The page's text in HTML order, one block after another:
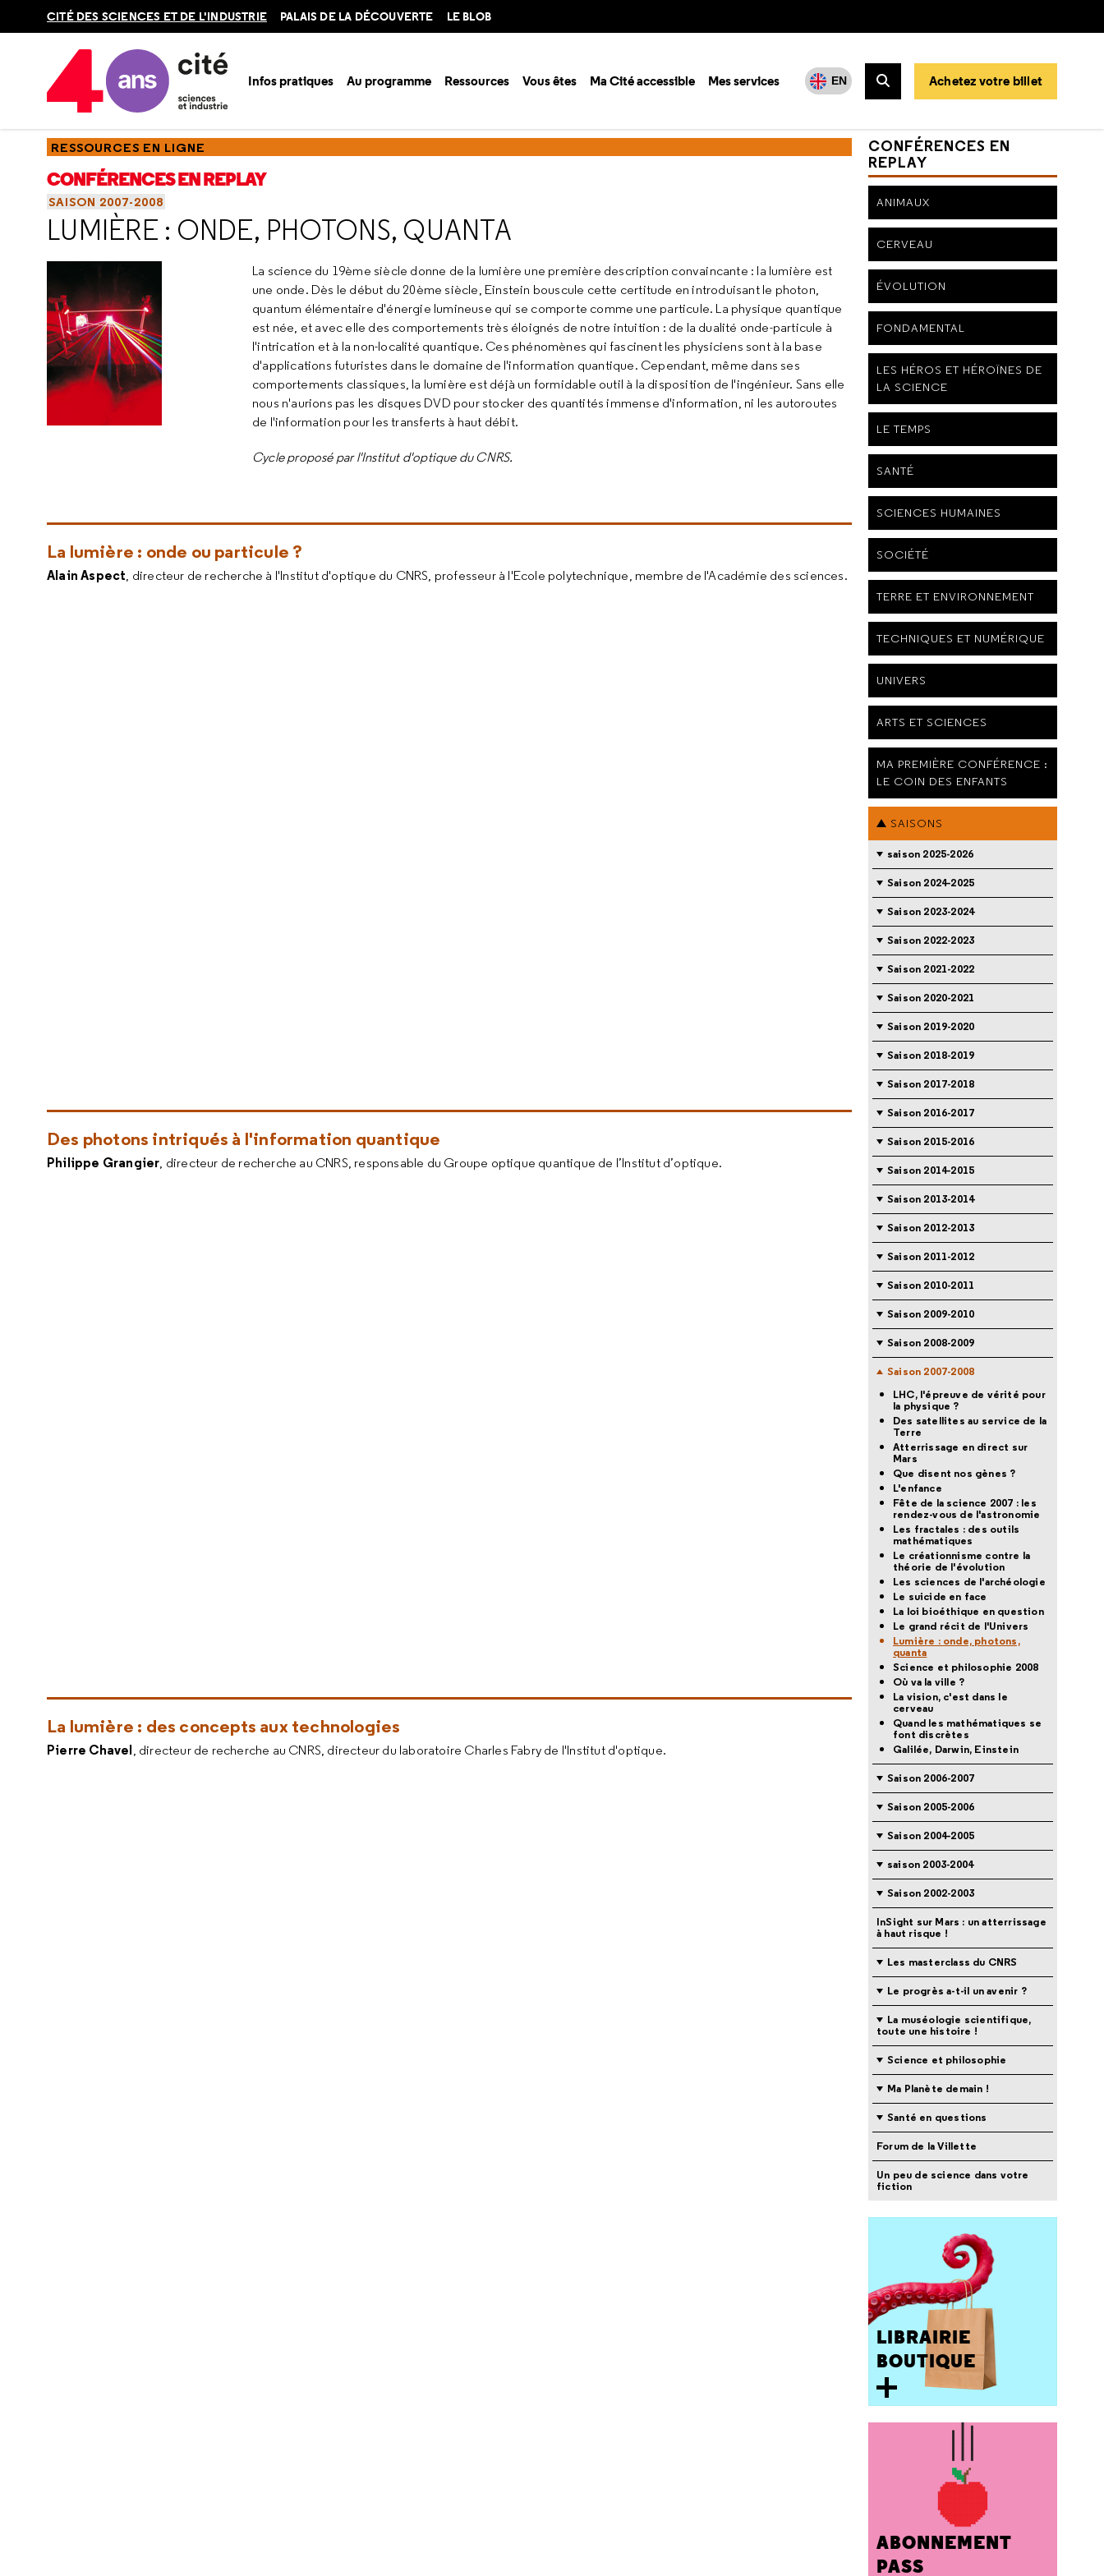
CITÉ DES SCIENCES ET DE L'INDUSTRIE PALAIS DE LA DÉCOUVERTE LE BLOB
Infos pratiques Au programme Ressources Vous êtes Ma Cité accessible Mes services EN
Rechercher
Achetez votre billet
Accueil Ressources
RESSOURCES EN LIGNE
CONFÉRENCES EN REPLAY
SAISON 2007-2008
LUMIÈRE : ONDE, PHOTONS, QUANTA
La science du 19ème siècle donne de la lumière une première description convaincante : la lumière est
une onde. Dès le début du 20ème siècle, Einstein bouscule cette certitude en introduisant le photon,
quantum élémentaire d'énergie lumineuse qui se comporte comme une particule. La physique quantique
est née, et avec elle des comportements très éloignés de notre intuition : de la dualité onde-particule à
l'intrication et à la non-localité quantique. Ces phénomènes qui fascinent les physiciens sont à la base
d'applications futuristes dans le domaine de l'information quantique. Cependant, même dans ses
comportements classiques, la lumière est déjà un formidable outil à la disposition de l'ingénieur. Sans elle
nous n'aurions pas les disques DVD pour stocker des quantités immense d'information, ni les autoroutes
de l'information pour les transferts à haut débit.
Cycle proposé par l'Institut d'optique du CNRS.
La lumière : onde ou particule ?
Alain Aspect, directeur de recherche à l'Institut d'optique du CNRS, professeur à l'Ecole polytechnique, membre de l'Académie des sciences.
Des photons intriqués à l'information quantique
Philippe Grangier, directeur de recherche au CNRS, responsable du Groupe optique quantique de l’Institut d’optique.
La lumière : des concepts aux technologies
Pierre Chavel, directeur de recherche au CNRS, directeur du laboratoire Charles Fabry de l'Institut d'optique.
CONFÉRENCES EN
REPLAY
ANIMAUX
CERVEAU
ÉVOLUTION
FONDAMENTAL
LES HÉROS ET HÉROÏNES DE
LA SCIENCE
LE TEMPS
SANTÉ
SCIENCES HUMAINES
SOCIÉTÉ
TERRE ET ENVIRONNEMENT
TECHNIQUES ET NUMÉRIQUE
UNIVERS
ARTS ET SCIENCES
MA PREMIÈRE CONFÉRENCE :
LE COIN DES ENFANTS
SAISONS
saison 2025-2026
Saison 2024-2025
Saison 2023-2024
Saison 2022-2023
Saison 2021-2022
Saison 2020-2021
Saison 2019-2020
Saison 2018-2019
Saison 2017-2018
Saison 2016-2017
Saison 2015-2016
Saison 2014-2015
Saison 2013-2014
Saison 2012-2013
Saison 2011-2012
Saison 2010-2011
Saison 2009-2010
Saison 2008-2009
Saison 2007-2008
LHC, l'épreuve de vérité pour
la physique ?
Des satellites au service de la
Terre
Atterrissage en direct sur
Mars
Que disent nos gènes ?
L'enfance
Fête de la science 2007 : les
rendez-vous de l'astronomie
Les fractales : des outils
mathématiques
Le créationnisme contre la
théorie de l'évolution
Les sciences de l'archéologie
Le suicide en face
La loi bioéthique en question
Le grand récit de l'Univers
Lumière : onde, photons,
quanta
Science et philosophie 2008
Où va la ville ?
La vision, c'est dans le
cerveau
Quand les mathématiques se
font discrètes
Galilée, Darwin, Einstein
Saison 2006-2007
Saison 2005-2006
Saison 2004-2005
saison 2003-2004
Saison 2002-2003
InSight sur Mars : un atterrissage
à haut risque !
Les masterclass du CNRS
Le progrès a-t-il un avenir ?
La muséologie scientifique,
toute une histoire !
Science et philosophie
Ma Planète demain !
Santé en questions
Forum de la Villette
Un peu de science dans votre
fiction
LIBRAIRIE
BOUTIQUE
ABONNEMENT
PASS